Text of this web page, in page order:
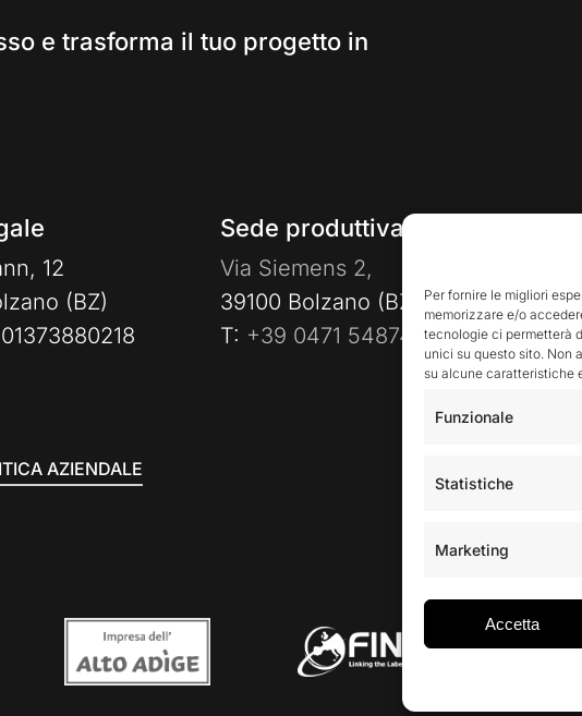
Per fornire le migliori
memorizzare e/o
tecnologie ci permetterà
unici su questo sito. Non
su alcune caratteristiche
Funzionale
Statistiche
Marketing
Accetta
e trasforma il tuo progetto in
12
(BZ)
Sede produttiva
Via Siemens 2,
39100 Bolzano (BZ)
T: +39 0471 548741
AZIENDALE